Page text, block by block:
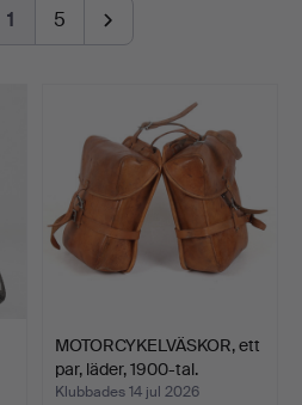
1 5
MOTORCYKELVÄSKOR, ett
par, läder, 1900-tal.
Klubbades 14 jul 2026